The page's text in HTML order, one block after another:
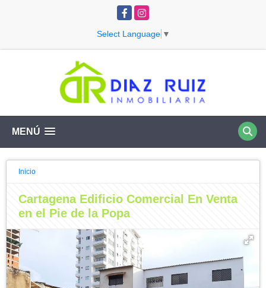
FacebookInstagram
Select Language ▼
MENÚ
Inicio
Cartagena Edificio Comercial En Venta
en el Pie de la Popa